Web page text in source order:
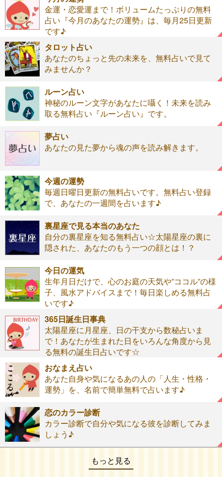
金運・恋愛運まで！ボリュームたっぷりの無料
占い『今月のあなたの運勢』は、毎月25日更新
です♪
タロット占い
あなたのちょっと先の未来を、無料占いで見て
みませんか？
ルーン占い
神秘のルーン文字があなたに囁く！未来を読み
取る無料占い『ルーン占い』です。
夢占い
あなたの見た夢から魂の声を読み解きます。
今週の運勢
毎週日曜日更新の無料占いです。無料占い登録
で、あなたの一週間を占います♪
裏星座で見る本当のあなた
自分の裏星座を知る無料占い☆太陽星座の裏に
隠された、あなたのもう一つの顔とは！？
今日の運気
生年月日だけで、心のお庭の天気や”ココル”の様
子、風水アドバイスまで！毎日楽しめる無料占
いです♪
365日誕生日事典
太陽星座に月星座、日の干支から数秘占いま
で！あなたが生まれた日をいろんな角度から見
る無料の誕生日占いです☆
おなまえ占い
あなた自身や気になるあの人の「人生・性格・
運勢」を、名前で簡単無料で占います♪
恋のカラー診断
カラー診断で自分や気になる彼を診断してみま
しょう♪
もっと見る